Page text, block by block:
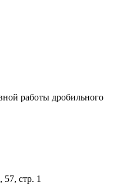
работы дробильного
стр. 1